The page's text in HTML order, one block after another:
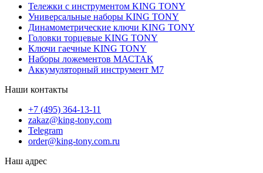
Тележки с инструментом KING TONY
Универсальные наборы KING TONY
Динамометрические ключи KING TONY
Головки торцевые KING TONY
Ключи гаечные KING TONY
Наборы ложементов МАСТАК
Аккумуляторный инструмент M7
Наши контакты
+7 (495) 364-13-11
zakaz@king-tony.com
Telegram
order@king-tony.com.ru
Наш адрес